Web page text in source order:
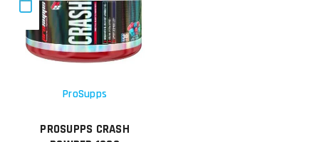
ProSupps
PROSUPPS CRASH